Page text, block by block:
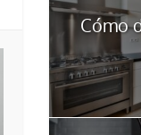
Cómo